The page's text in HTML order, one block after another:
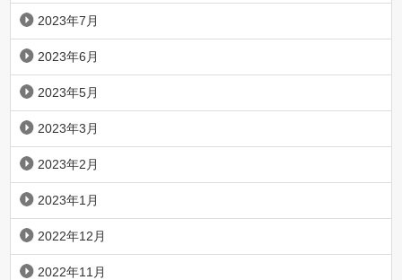
2023年7月
2023年6月
2023年5月
2023年3月
2023年2月
2023年1月
2022年12月
2022年11月